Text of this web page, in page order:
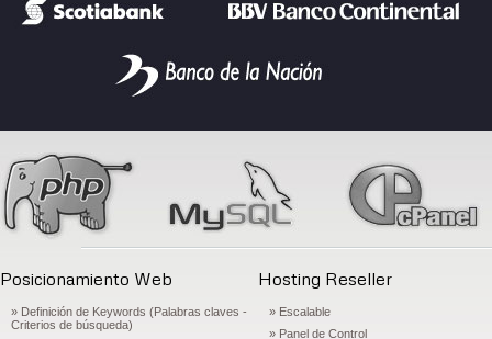
Posicionamiento Web
» Definición de Keywords (Palabras claves -
Criterios de búsqueda)
Hosting Reseller
» Escalable
» Panel de Control